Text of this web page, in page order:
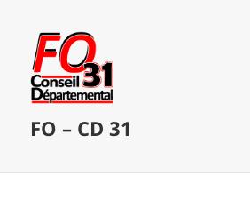
FO – CD 31